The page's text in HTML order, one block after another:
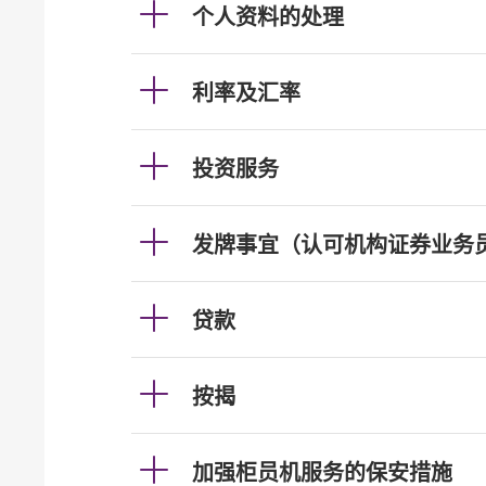
个人资料的处理
利率及汇率
投资服务
发牌事宜（认可机构证券业务
贷款
按揭
加强柜员机服务的保安措施